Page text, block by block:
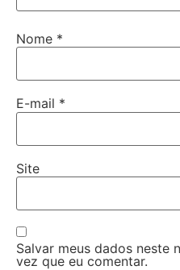
Nome *
E-mail *
Site
Salvar meus dados neste
vez que eu comentar.